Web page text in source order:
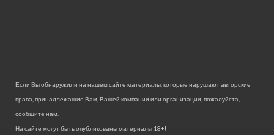
Если Вы обнаружили на нашем сайте материалы, которые нарушают авторские
права, принадлежащие Вам, Вашей компании или организации, пожалуйста,
сообщите нам.
На сайте могут быть опубликованы материалы 18+!